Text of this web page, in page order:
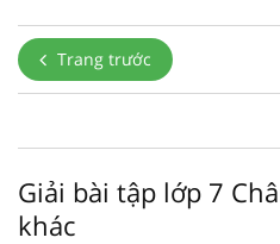
Trang trước
Giải bài tập lớp 7
khác